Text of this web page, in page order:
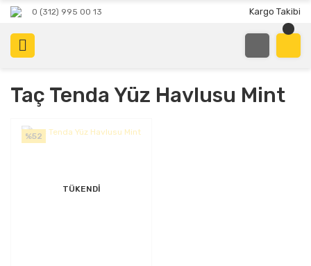
0 (312) 995 00 13 Kargo Takibi
Taç Tenda Yüz Havlusu Mint
%52
TÜKENDİ